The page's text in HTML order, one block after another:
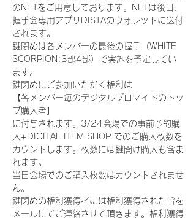
のNFTをご用意しております。NFTは後日、
握手会専用アプリDISTAのウォレットに送付
されます。
鍵閉めは各メンバーの最後の握手（WHITE
SCORPION:3部4部）で実施を予定してい
ます。
鍵閉めにご参加いただく権利は
【各メンバー毎のデジタルブロマイドのトッ
プ購入者】
に付与されます。3/24会場での事前予約購
入+DIGITAL ITEM SHOP でのご購入枚数を
カウントします。枚数には鍵開け購入も含ま
れます。
当日会場でのご購入枚数はカウントされませ
ん。
鍵閉めの権利獲得者には権利獲得された旨を
メールにてご連絡させて頂きます。権利獲得